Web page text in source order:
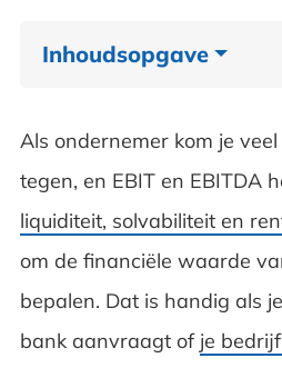
Inhoudsopgave
gebruikt?
Wat is EBIT?
Wat is EBITDA?
Als ondernemer kom je
tegen, en EBIT en EBITDA
liquiditeit, solvabiliteit en
om de financiële waarde
bepalen. Dat is handig als
bank aanvraagt of je